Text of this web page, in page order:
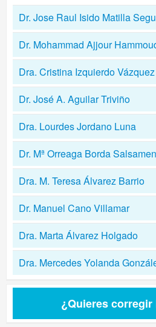
Dr. Jose Raul Isido Matilla
Dr. Mohammad Ajjour
Dra. Cristina Izquierdo Vázquez
Dr. José A. Aguilar Triviño
Dra. Lourdes Jordano Luna
Dr. Mª Orreaga Borda
Dra. M. Teresa Álvarez Barrio
Dr. Manuel Cano Villamar
Dra. Marta Álvarez Holgado
Dra. Mercedes Yolanda
¿Quieres